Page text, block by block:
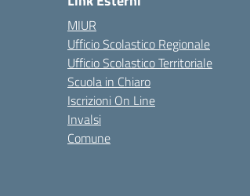
MIUR
Ufficio Scolastico Regionale
Ufficio Scolastico Territoriale
Scuola in Chiaro
Iscrizioni On Line
Invalsi
Comune